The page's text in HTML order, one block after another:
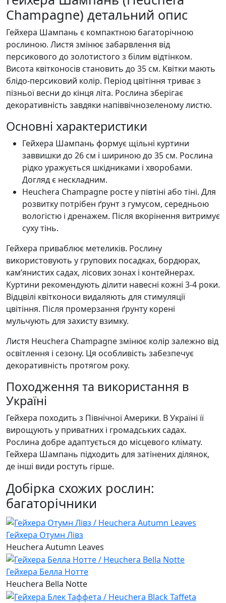
Champagne) детальний опис
Гейхера Шампань є компактною багаторічною
рослиною. Листя змінює забарвлення від
персикового до золотистого з білим відтінком.
Висота квітконосів становить до 35 см. Квітки мають
блідо-персиковий колір. Період цвітіння триває з
пізньої весни до кінця літа. Рослина зберігає
декоративність завдяки напіввічнозеленому листю.
Основні характеристики
Гейхера Шампань формує щільні куртини
заввишки до 26 см і шириною до 35 см. Рослина
рідко уражується шкідниками і хворобами.
Догляд є нескладним.
Heuchera Champagne росте у півтіні або тіні. Для
розвитку потрібен ґрунт з гумусом, середньою
вологістю і дренажем. Після вкорінення витримує
суху тінь.
Гейхера приваблює метеликів. Рослину
використовують у групових посадках, бордюрах,
кам’янистих садах, лісових зонах і контейнерах.
Куртини рекомендують ділити навесні кожні 3-4 роки.
Відцвілі квітконоси видаляють для стимуляції
цвітіння. Після промерзання ґрунту корені
мульчують для захисту взимку.
Листя Heuchera Champagne змінює колір залежно від
освітлення і сезону. Ця особливість забезпечує
декоративність протягом року.
Походження та використання в
Україні
Гейхера походить з Північної Америки. В Україні її
вирощують у приватних і громадських садах.
Рослина добре адаптується до місцевого клімату.
Гейхера Шампань підходить для затінених ділянок,
де інші види ростуть гірше.
Добірка схожих рослин:
багаторічники
Гейхера Отумн Лівз
Heuchera Autumn Leaves
Гейхера Белла Нотте
Heuchera Bella Notte